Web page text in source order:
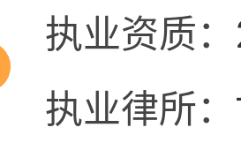
执业资质：
执业律所：